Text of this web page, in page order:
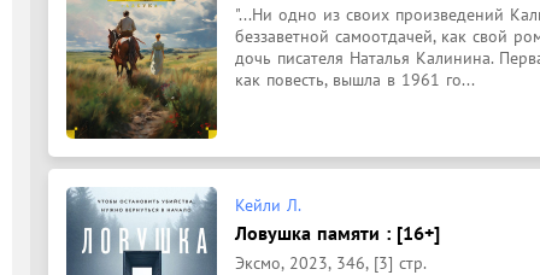
"...Ни одно из своих произведений
беззаветной самоотдачей, как свой
дочь писателя Наталья Калинина.
как повесть, вышла в 1961 го...
Кейли Л.
Ловушка памяти : [16+]
Эксмо, 2023, 346, [3] стр.